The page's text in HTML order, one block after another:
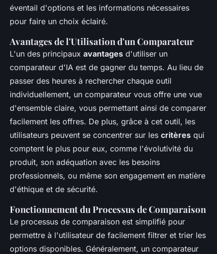
éventail d'options et les informations nécessaires
pour faire un choix éclairé.
Avantages de l'Utilisation d'un Comparateur
L'un des principaux avantages d'utiliser un
comparateur d'IA est de gagner du temps. Au lieu de
passer des heures à rechercher chaque outil
individuellement, un comparateur vous offre une vue
d'ensemble claire, vous permettant ainsi de comparer
facilement les offres. De plus, grâce à cet outil, les
utilisateurs peuvent se concentrer sur les critères qui
comptent le plus pour eux, comme l'évolutivité du
produit, son adéquation avec les besoins
professionnels, ou même son engagement en matière
d'éthique et de sécurité.
Fonctionnement du Processus de Comparaison
Le processus de comparaison est simplifié pour
permettre à l'utilisateur de facilement filtrer et trier les
options disponibles. Généralement, un comparateur